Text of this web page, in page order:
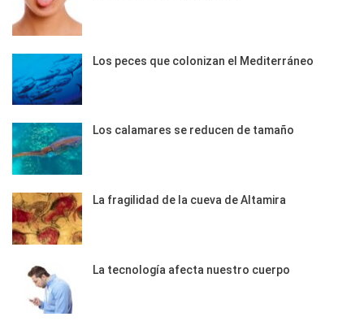
Los peces que colonizan el Mediterráneo
Los calamares se reducen de tamaño
La fragilidad de la cueva de Altamira
La tecnología afecta nuestro cuerpo